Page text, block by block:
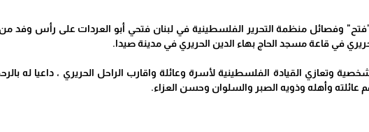
وفصائل منظمة التحرير الفلسطينية في لبنان فتحي أبو العردات على رأس وفد
في قاعة مسجد الحاج بهاء الدين الحريري في مدينة صيدا.
وتعازي القيادة الفلسطينية لأسرة وعائلة واقارب الراحل الحريري ، داعيا له
عائلته وأهله وذويه الصبر والسلوان وحسن العزاء.